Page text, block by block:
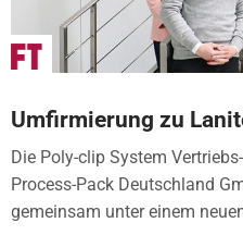
Umfirmierung zu
Die Poly-clip System
Process-Pack Deutschland
gemeinsam unter einem